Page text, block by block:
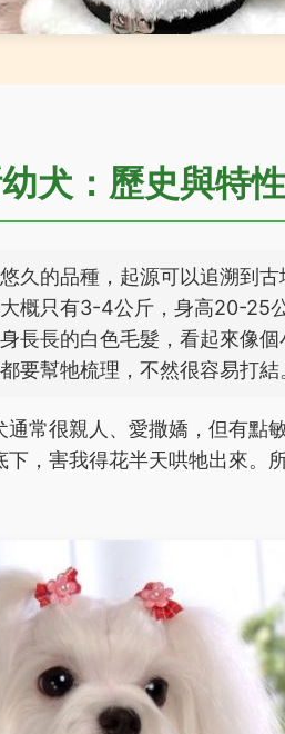
犬：歷史與特性
久的品種，起源可以追溯到
概只有3-4公斤，身高20-25
長長的白色毛髮，看起來像
要幫牠梳理，不然很容易打結
常很親人、愛撒嬌，但有點
，害我得花半天哄牠出來。